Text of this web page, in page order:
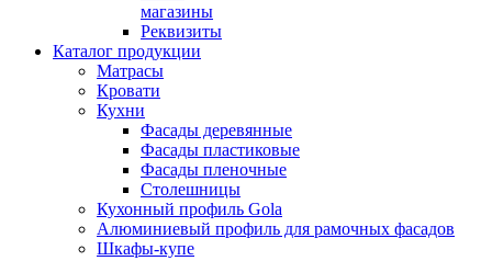
магазины
Реквизиты
Каталог продукции
Матрасы
Кровати
Кухни
Фасады деревянные
Фасады пластиковые
Фасады пленочные
Столешницы
Кухонный профиль Gola
Алюминиевый профиль для рамочных фасадов
Шкафы-купе